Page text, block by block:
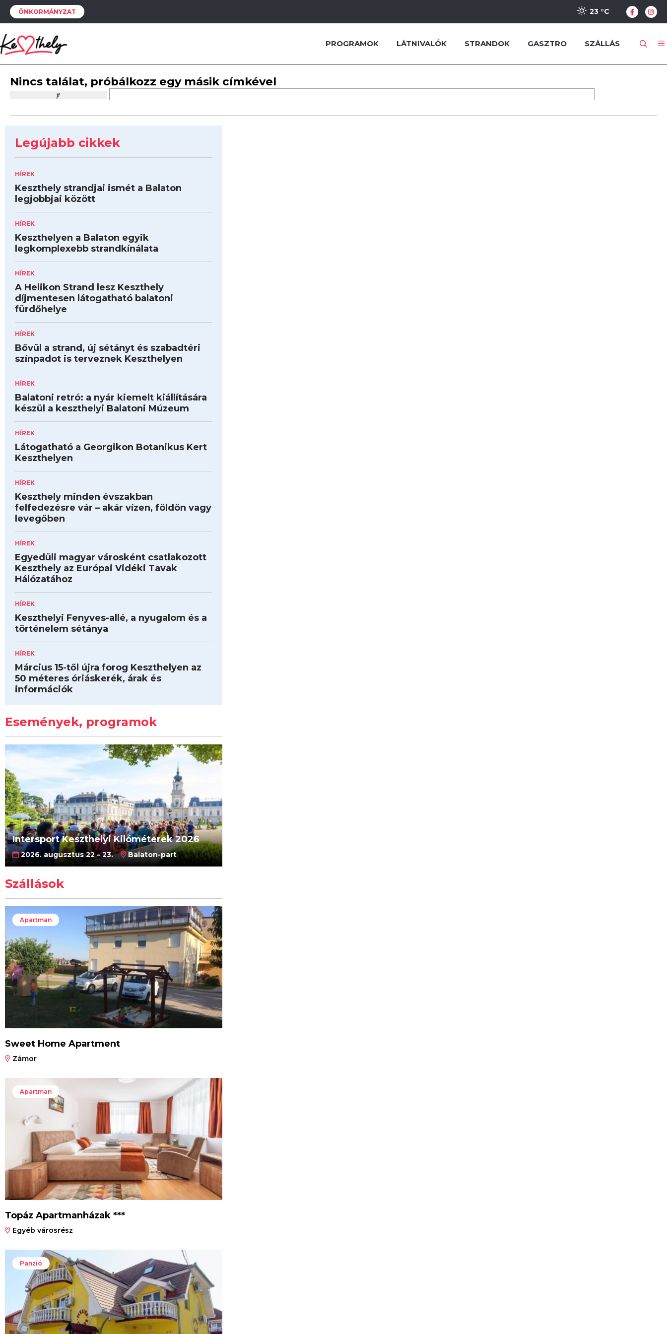
ÖNKORMÁNYZAT 23 °C
PROGRAMOK LÁTNIVALÓK STRANDOK GASZTRO SZÁLLÁS
Nincs találat, próbálkozz egy másik címkével
Legújabb cikkek
HÍREK
Keszthely strandjai ismét a Balaton
legjobbjai között
HÍREK
Keszthelyen a Balaton egyik
legkomplexebb strandkínálata
HÍREK
A Helikon Strand lesz Keszthely
díjmentesen látogatható balatoni
fürdőhelye
HÍREK
Bővül a strand, új sétányt és szabadtéri
színpadot is terveznek Keszthelyen
HÍREK
Balatoni retró: a nyár kiemelt kiállítására
készül a keszthelyi Balatoni Múzeum
HÍREK
Látogatható a Georgikon Botanikus Kert
Keszthelyen
HÍREK
Keszthely minden évszakban
felfedezésre vár – akár vízen, földön vagy
levegőben
HÍREK
Egyedüli magyar városként csatlakozott
Keszthely az Európai Vidéki Tavak
Hálózatához
HÍREK
Keszthelyi Fenyves-allé, a nyugalom és a
történelem sétánya
HÍREK
Március 15-től újra forog Keszthelyen az
50 méteres óriáskerék, árak és
információk
Események, programok
Intersport Keszthelyi Kilóméterek 2026
2026. augusztus 22 – 23. Balaton-part
Szállások
Apartman
Sweet Home Apartment
Zámor
Apartman
Topáz Apartmanházak ***
Egyéb városrész
Panzió